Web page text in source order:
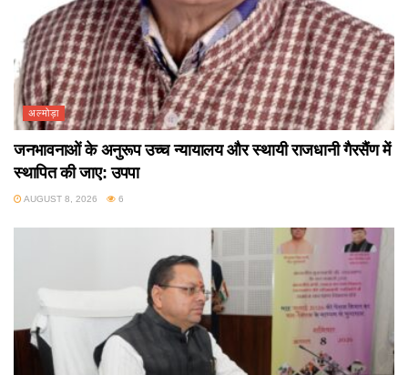
अल्मोड़ा
जनभावनाओं के अनुरूप उच्च न्यायालय और स्थायी राजधानी गैरसैंण में
स्थापित की जाए: उपपा
AUGUST 8, 2026 6